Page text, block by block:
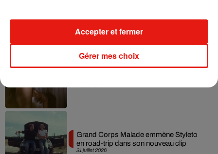
4 août 2026
Ariana Grande prendra une pause après
31 juillet 2026
Grand Corps Malade emmène Styleto
en road-trip dans son nouveau clip
Gérer mes choix
Accepter et fermer